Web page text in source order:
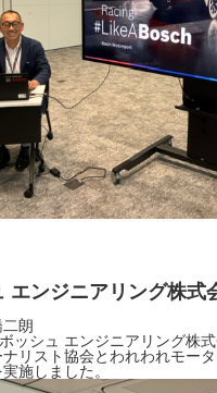
エンジニアリング株
朗
ッシュ エンジニアリング株
リスト協会とわれわれモー
施しました。